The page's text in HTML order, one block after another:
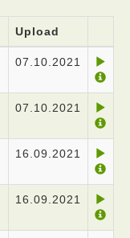
Upload
07.10.2021
07.10.2021
16.09.2021
16.09.2021